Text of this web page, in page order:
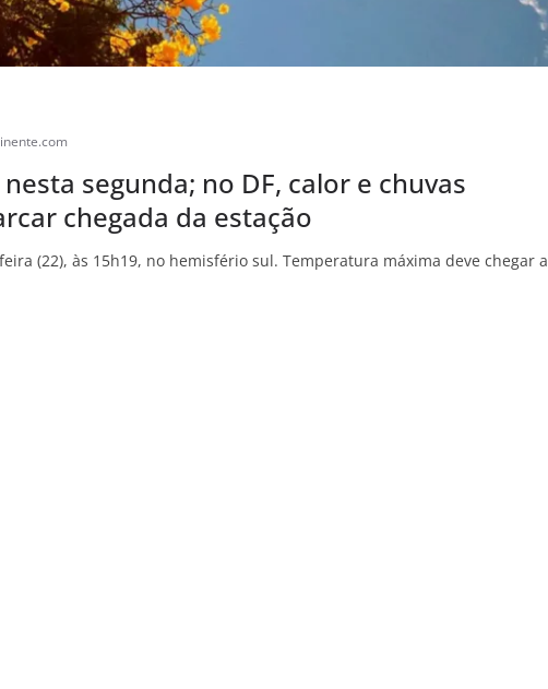
segunda; no DF, calor e chuvas
chegada da estação
(22), às 15h19, no hemisfério sul. Temperatura máxima deve chegar a